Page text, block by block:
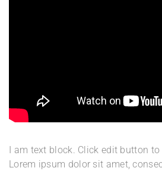
I am text block. Click edit button
Lorem ipsum dolor sit amet,